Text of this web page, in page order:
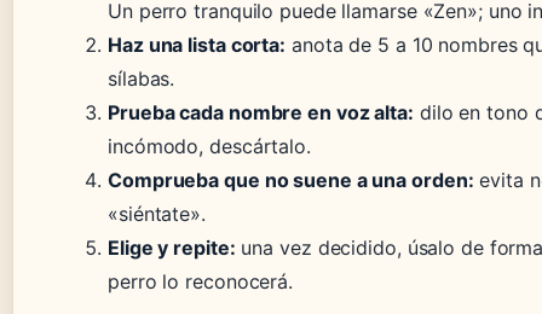
Un perro tranquilo puede llamarse «Zen»; uno
Haz una lista corta: anota de 5 a 10 nombres
sílabas.
Prueba cada nombre en voz alta: dilo en tono
incómodo, descártalo.
Comprueba que no suene a una orden: evita
«siéntate».
Elige y repite: una vez decidido, úsalo de
perro lo reconocerá.